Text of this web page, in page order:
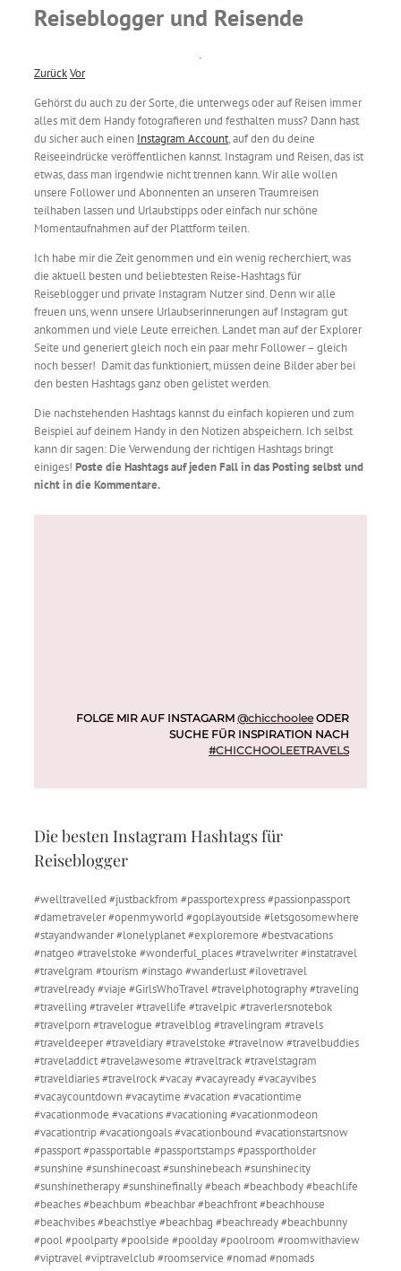
Reiseblogger und Reisende
ZurückVor
Gehörst du auch zu der Sorte, die unterwegs oder auf Reisen immer
alles mit dem Handy fotografieren und festhalten muss? Dann hast
du sicher auch einen Instagram Account, auf den du deine
Reiseeindrücke veröffentlichen kannst. Instagram und Reisen, das ist
etwas, dass man irgendwie nicht trennen kann. Wir alle wollen
unsere Follower und Abonnenten an unseren Traumreisen
teilhaben lassen und Urlaubstipps oder einfach nur schöne
Momentaufnahmen auf der Plattform teilen.
Ich habe mir die Zeit genommen und ein wenig recherchiert, was
die aktuell besten und beliebtesten Reise-Hashtags für
Reiseblogger und private Instagram Nutzer sind. Denn wir alle
freuen uns, wenn unsere Urlaubserinnerungen auf Instagram gut
ankommen und viele Leute erreichen. Landet man auf der Explorer
Seite und generiert gleich noch ein paar mehr Follower – gleich
noch besser! Damit das funktioniert, müssen deine Bilder aber bei
den besten Hashtags ganz oben gelistet werden.
Die nachstehenden Hashtags kannst du einfach kopieren und zum
Beispiel auf deinem Handy in den Notizen abspeichern. Ich selbst
kann dir sagen: Die Verwendung der richtigen Hashtags bringt
einiges! Poste die Hashtags auf jeden Fall in das Posting selbst und
nicht in die Kommentare.
FOLGE MIR AUF INSTAGARM @chicchooleeODER
SUCHE FÜR INSPIRATION NACH
#CHICCHOOLEETRAVELS
Die besten Instagram Hashtags für
Reiseblogger
#welltravelled #justbackfrom #passportexpress #passionpassport
#dametraveler #openmyworld #goplayoutside #letsgosomewhere
#stayandwander #lonelyplanet #exploremore #bestvacations
#natgeo #travelstoke #wonderful_places #travelwriter #instatravel
#travelgram #tourism #instago #wanderlust #ilovetravel
#travelready #viaje #GirlsWhoTravel #travelphotography #traveling
#travelling #traveler #travellife #travelpic #traverlersnotebok
#travelporn #travelogue #travelblog #travelingram #travels
#traveldeeper #traveldiary #travelstoke #travelnow #travelbuddies
#traveladdict #travelawesome #traveltrack #travelstagram
#traveldiaries #travelrock #vacay #vacayready #vacayvibes
#vacaycountdown #vacaytime #vacation #vacationtime
#vacationmode #vacations #vacationing #vacationmodeon
#vacationtrip #vacationgoals #vacationbound #vacationstartsnow
#passport #passportable #passportstamps #passportholder
#sunshine #sunshinecoast #sunshinebeach #sunshinecity
#sunshinetherapy #sunshinefinally #beach #beachbody #beachlife
#beaches #beachbum #beachbar #beachfront #beachhouse
#beachvibes #beachstlye #beachbag #beachready #beachbunny
#pool #poolparty #poolside #poolday #poolroom #roomwithaview
#viptravel #viptravelclub #roomservice #nomad #nomads